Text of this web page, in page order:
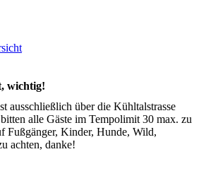
wichtig!
ausschließlich über die Kühltalstrasse
alle Gäste im Tempolimit 30 max. zu
Fußgänger, Kinder, Hunde, Wild,
achten, danke!